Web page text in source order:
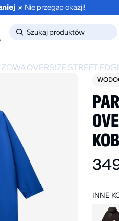
☀️ Nie przegap okazji!
LONGSLEEVE
OVERSIZE
OVERSIZE STREET
INNE